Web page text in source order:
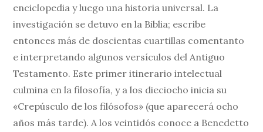
enciclopedia y luego una historia universal. La
investigación se detuvo en la Biblia; escribe
entonces más de doscientas cuartillas comentanto
e interpretando algunos versículos del Antiguo
Testamento. Este primer itinerario intelectual
culmina en la filosofía, y a los dieciocho inicia su
«Crepúsculo de los filósofos» (que aparecerá ocho
años más tarde). A los veintidós conoce a Benedetto